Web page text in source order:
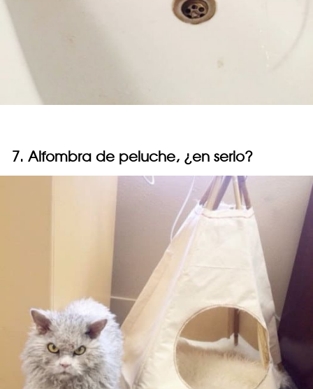
7. Alfombra de peluche, ¿en serio?